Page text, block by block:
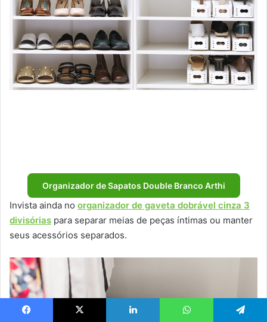
Organizador de Sapatos Double Branco Arthi
Invista ainda no organizador de gaveta dobrável cinza 3
divisórias para separar meias de peças íntimas ou manter
seus acessórios separados.